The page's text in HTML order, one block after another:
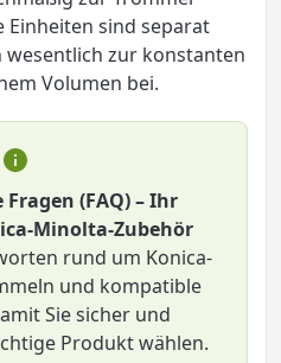
sind separat
zur konstanten
Volumen bei.
(FAQ) – Ihr
Minolta-Zubehör
rund um Konica-
und kompatible
Sie sicher und
Produkt wählen.